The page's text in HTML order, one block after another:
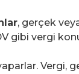
, gerçek
gibi vergi
Vergi,